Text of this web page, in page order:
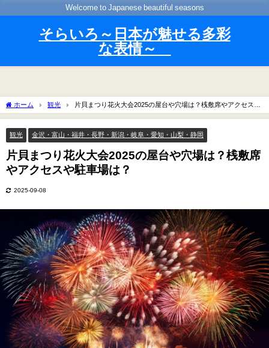
Welcome to Japanese beautiful seasons
そらいろ～日本が魅せる多彩
な表情～
ホーム 観光
片貝まつり花火大会2025の屋台や穴場は？桟敷席やアクセスや
駐車場は？
観光 金沢・富山・福井・長野・新潟・岐阜・愛知・山梨・静岡
片貝まつり花火大会2025の屋台や穴場は？桟敷席
やアクセスや駐車場は？
2025-09-08